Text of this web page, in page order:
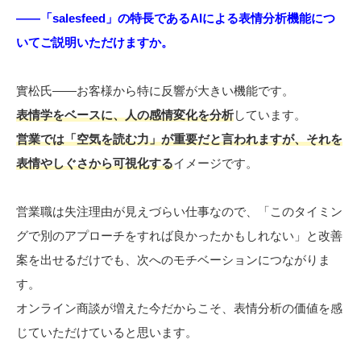
――「salesfeed」の特長であるAIによる表情分析機能につ
いてご説明いただけますか。
實松氏――お客様から特に反響が大きい機能です。
表情学をベースに、人の感情変化を分析しています。
営業では「空気を読む力」が重要だと言われますが、それを
表情やしぐさから可視化するイメージです。
営業職は失注理由が見えづらい仕事なので、「このタイミン
グで別のアプローチをすれば良かったかもしれない」と改善
案を出せるだけでも、次へのモチベーションにつながりま
す。
オンライン商談が増えた今だからこそ、表情分析の価値を感
じていただけていると思います。